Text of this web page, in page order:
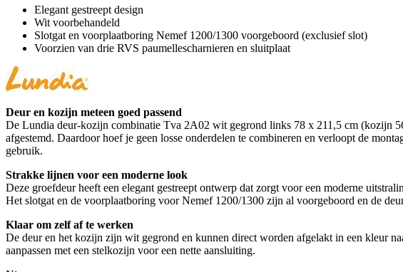
Elegant gestreept design
Wit voorbehandeld
Slotgat en voorplaatboring Nemef 1200/1300 voorgeboord (exclusief slot)
Voorzien van drie RVS paumellescharnieren en sluitplaat
Deur en kozijn meteen goed passend
De Lundia deur-kozijn combinatie Tva 2A02 wit gegrond links 78 x 211,5 cm (kozijn
afgestemd. Daardoor hoef je geen losse onderdelen te combineren en verloopt de
gebruik.
Strakke lijnen voor een moderne look
Deze groefdeur heeft een elegant gestreept ontwerp dat zorgt voor een moderne
Het slotgat en de voorplaatboring voor Nemef 1200/1300 zijn al voorgeboord en de
Klaar om zelf af te werken
De deur en het kozijn zijn wit gegrond en kunnen direct worden afgelakt in een kleur
aanpassen met een stelkozijn voor een nette aansluiting.